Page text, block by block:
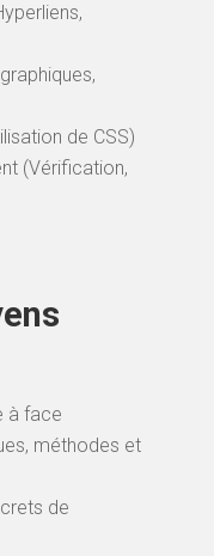
de CSS)
(Vérification,
à face
méthodes et
de